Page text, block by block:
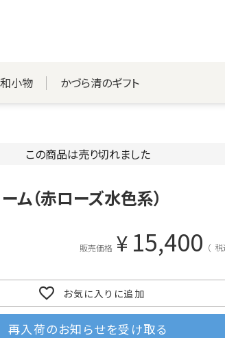
小物 かづら清のギフト
この商品は売り切れました
ム（赤ローズ水色系）
販売価格 ¥ 15,400
お気に入りに追加
再入荷のお知らせを受け取る